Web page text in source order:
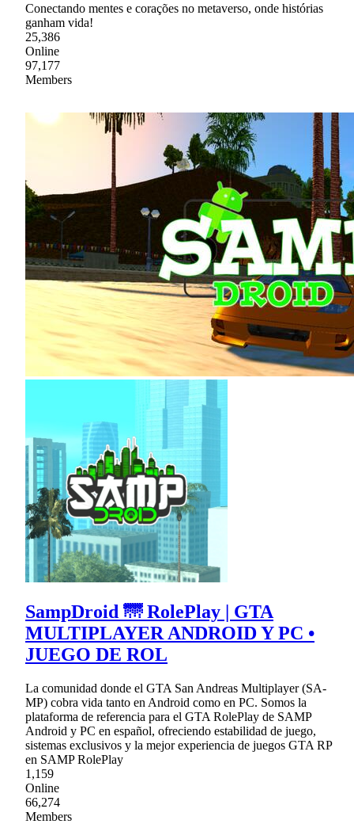
Conectando mentes e corações no metaverso, onde histórias
ganham vida!
25,386
Online
97,177
Members
SampDroid 🌁 RolePlay | GTA
MULTIPLAYER ANDROID Y PC •
JUEGO DE ROL
La comunidad donde el GTA San Andreas Multiplayer (SA-
MP) cobra vida tanto en Android como en PC. Somos la
plataforma de referencia para el GTA RolePlay de SAMP
Android y PC en español, ofreciendo estabilidad de juego,
sistemas exclusivos y la mejor experiencia de juegos GTA RP
en SAMP RolePlay
1,159
Online
66,274
Members